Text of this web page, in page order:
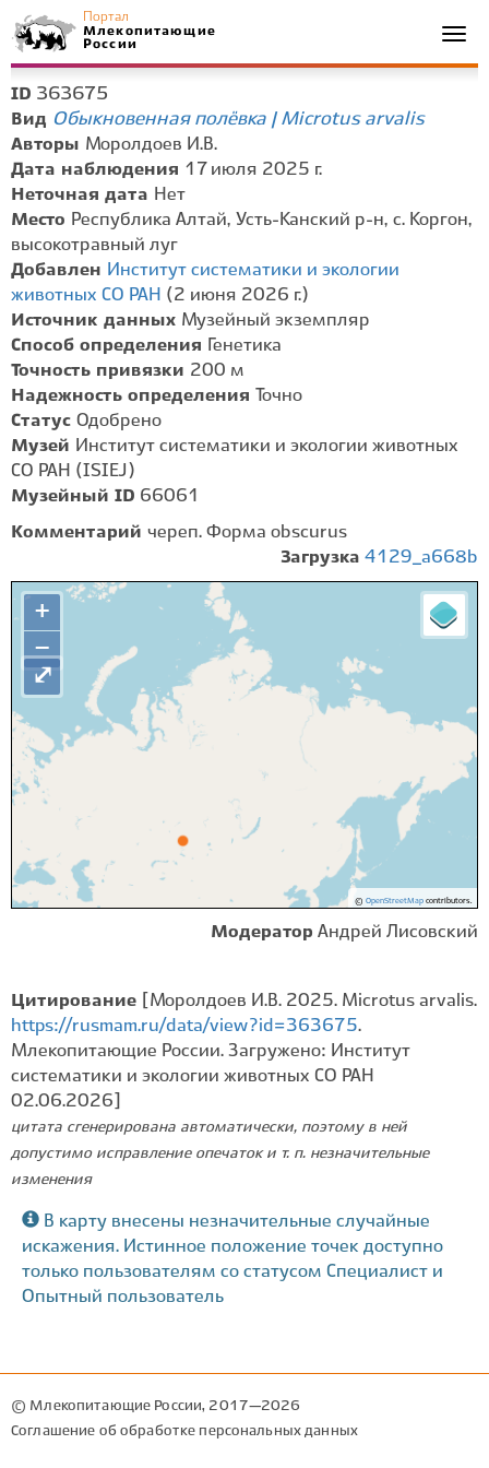
Портал
Млекопитающие
России
ID 363675
Вид Обыкновенная полёвка | Microtus arvalis
Авторы Моролдоев И.В.
Дата наблюдения 17 июля 2025 г.
Неточная дата Нет
Место Республика Алтай, Усть-Канский р-н, с. Коргон,
высокотравный луг
Добавлен Институт систематики и экологии
животных СО РАН (2 июня 2026 г.)
Источник данных Музейный экземпляр
Способ определения
Генетика
Точность привязки 200 м
Надежность определения
Точно
Статус Одобрено
Музей Институт систематики и экологии животных
СО РАН (ISIEJ)
Музейный ID 66061
Комментарий череп. Форма obscurus
Загрузка 4129_a668b
+
−
© OpenStreetMapcontributors.
⤢
Модератор Андрей Лисовский
Цитирование
[Моролдоев И.В. 2025. Microtus arvalis.
https://rusmam.ru/data/view?id=363675.
Млекопитающие России. Загружено: Институт
систематики и экологии животных СО РАН
02.06.2026]
цитата сгенерирована автоматически, поэтому в ней
допустимо исправление опечаток и т. п. незначительные
изменения
В карту внесены незначительные случайные
искажения. Истинное положение точек доступно
только пользователям со статусом Специалист и
Опытный пользователь
© Млекопитающие России, 2017—2026
Соглашение об обработке персональных данных